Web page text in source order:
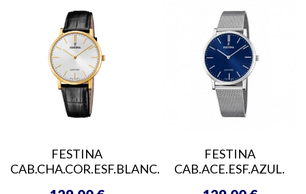
FESTINA
CAB.CHA.COR.ESF.BLANC.
FESTINA
CAB.ACE.ESF.AZUL.